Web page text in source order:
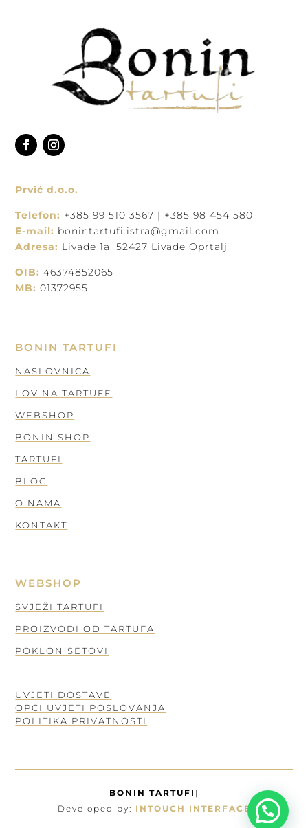
Prvić d.o.o.
Telefon: +385 99 510 3567 | +385 98 454 580
E-mail: bonintartufi.istra@gmail.com
Adresa: Livade 1a, 52427 Livade Oprtalj
OIB: 46374852065
MB: 01372955
BONIN TARTUFI
NASLOVNICA
LOV NA TARTUFE
WEBSHOP
BONIN SHOP
TARTUFI
BLOG
O NAMA
KONTAKT
WEBSHOP
SVJEŽI TARTUFI
PROIZVODI OD TARTUFA
POKLON SETOVI
UVJETI DOSTAVE
OPĆI UVJETI POSLOVANJA
POLITIKA PRIVATNOSTI
BONIN TARTUFI |
Developed by: INTOUCH INTERFACE